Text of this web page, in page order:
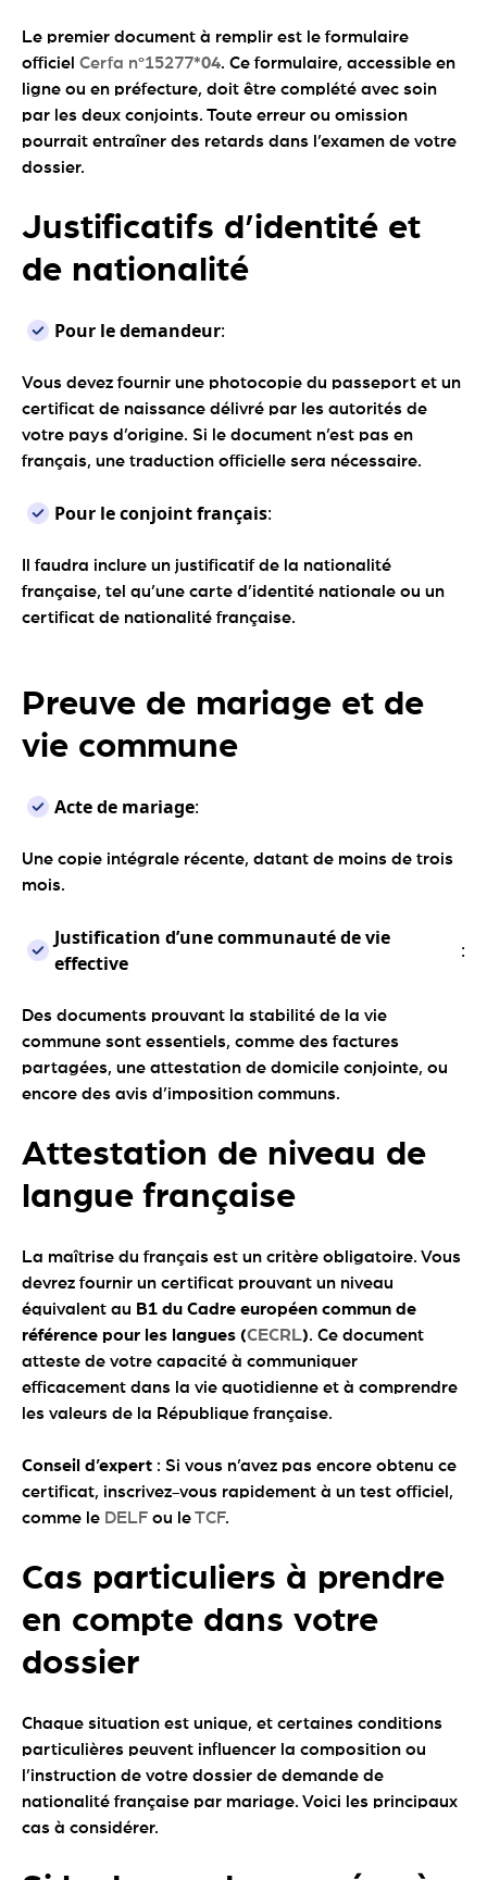
Le premier document à remplir est le formulaire
officiel Cerfa n°15277*04. Ce formulaire, accessible en
ligne ou en préfecture, doit être complété avec soin
par les deux conjoints. Toute erreur ou omission
pourrait entraîner des retards dans l’examen de votre
dossier.
Justificatifs d’identité et
de nationalité
Pour le demandeur:
Vous devez fournir une photocopie du passeport et un
certificat de naissance délivré par les autorités de
votre pays d’origine. Si le document n’est pas en
français, une traduction officielle sera nécessaire.
Pour le conjoint français:
Il faudra inclure un justificatif de la nationalité
française, tel qu’une carte d’identité nationale ou un
certificat de nationalité française.
Preuve de mariage et de
vie commune
Acte de mariage:
Une copie intégrale récente, datant de moins de trois
mois.
Justification d’une communauté de vie
effective
:
Des documents prouvant la stabilité de la vie
commune sont essentiels, comme des factures
partagées, une attestation de domicile conjointe, ou
encore des avis d’imposition communs.
Attestation de niveau de
langue française
La maîtrise du français est un critère obligatoire. Vous
devrez fournir un certificat prouvant un niveau
équivalent au B1 du Cadre européen commun de
référence pour les langues (CECRL). Ce document
atteste de votre capacité à communiquer
efficacement dans la vie quotidienne et à comprendre
les valeurs de la République française.
Conseil d’expert : Si vous n’avez pas encore obtenu ce
certificat, inscrivez-vous rapidement à un test officiel,
comme le DELF ou leTCF.
Cas particuliers à prendre
en compte dans votre
dossier
Chaque situation est unique, et certaines conditions
particulières peuvent influencer la composition ou
l’instruction de votre dossier de demande de
nationalité française par mariage. Voici les principaux
cas à considérer.